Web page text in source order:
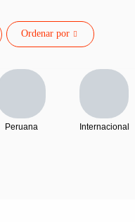
Ordenar por
Peruana Internacional